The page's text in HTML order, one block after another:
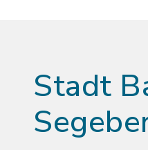
Stadt